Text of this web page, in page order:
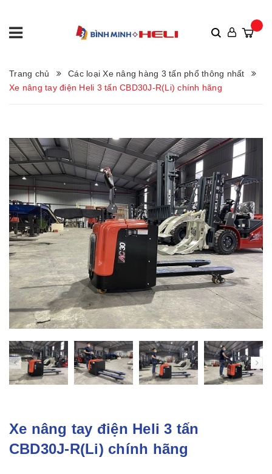
Trang chủ
Các loại Xe nâng hàng 3 tấn phổ thông nhất
Xe nâng tay điện Heli 3 tấn CBD30J-R(Li) chính hãng
Xe nâng tay điện Heli 3 tấn
CBD30J-R(Li) chính hãng